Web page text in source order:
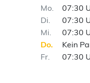
Mo
07:30
Di
07:30
Mi
07:30
Do
Kein
Fr
07:30